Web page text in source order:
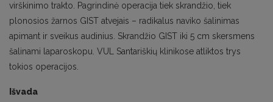
virškinimo trakto. Pagrindinė operacija tiek skrandžio, tiek
plonosios žarnos GIST atvejais – radikalus naviko šalinimas
apimant ir sveikus audinius. Skrandžio GIST iki 5 cm skersmens
šalinami laparoskopu. VUL Santariškių klinikose atliktos trys
tokios operacijos.
Išvada